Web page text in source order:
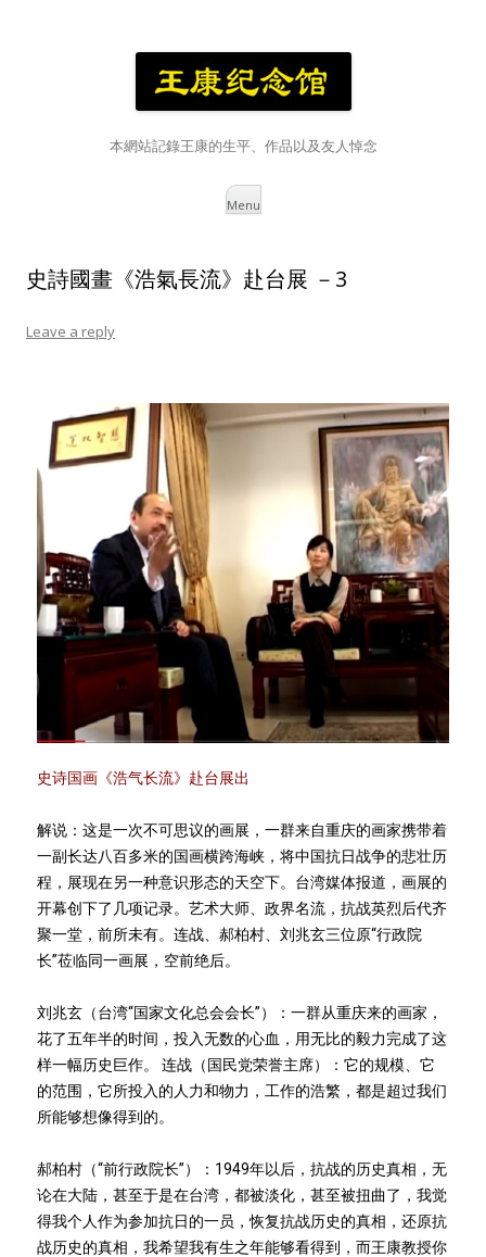
本網站記錄王康的生平、作品以及友人悼念
Menu
Skip
史詩國畫《浩氣長流》赴台展 －3
Leave a reply
史诗国画《浩气长流》赴台展出
解说：这是一次不可思议的画展，一群来自重庆的画家携带着
一副长达八百多米的国画横跨海峡，将中国抗日战争的悲壮历
程，展现在另一种意识形态的天空下。台湾媒体报道，画展的
开幕创下了几项记录。艺术大师、政界名流，抗战英烈后代齐
聚一堂，前所未有。连战、郝柏村、刘兆玄三位原“行政院
长”莅临同一画展，空前绝后。
刘兆玄（台湾“国家文化总会会长”）：一群从重庆来的画家，
花了五年半的时间，投入无数的心血，用无比的毅力完成了这
样一幅历史巨作。 连战（国民党荣誉主席）：它的规模、它
的范围，它所投入的人力和物力，工作的浩繁，都是超过我们
所能够想像得到的。
郝柏村（“前行政院长”）：1949年以后，抗战的历史真相，无
论在大陆，甚至于是在台湾，都被淡化，甚至被扭曲了，我觉
得我个人作为参加抗日的一员，恢复抗战历史的真相，还原抗
战历史的真相，我希望我有生之年能够看得到，而王康教授你